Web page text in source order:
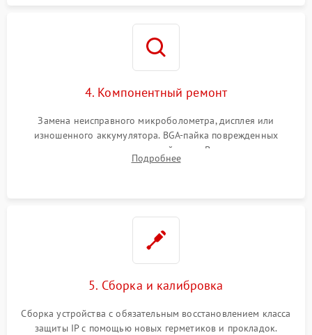
4. Компонентный ремонт
Замена неисправного микроболометра, дисплея или
изношенного аккумулятора. BGA-пайка поврежденных
контроллеров на материнской плате. Восстановление
разъемов и кнопок, замена поврежденных элементов
Подробнее
5. Сборка и калибровка
Сборка устройства с обязательным восстановлением класса
защиты IP с помощью новых герметиков и прокладок.